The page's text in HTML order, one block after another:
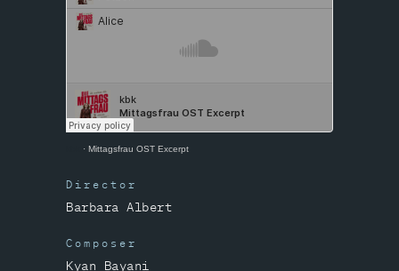
· Mittagsfrau OST Excerpt
Director
Barbara Albert
Composer
Kyan Bayani